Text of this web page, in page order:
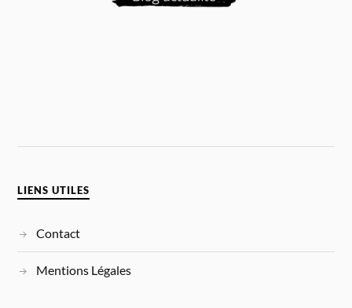
LIENS UTILES
Contact
Mentions Légales